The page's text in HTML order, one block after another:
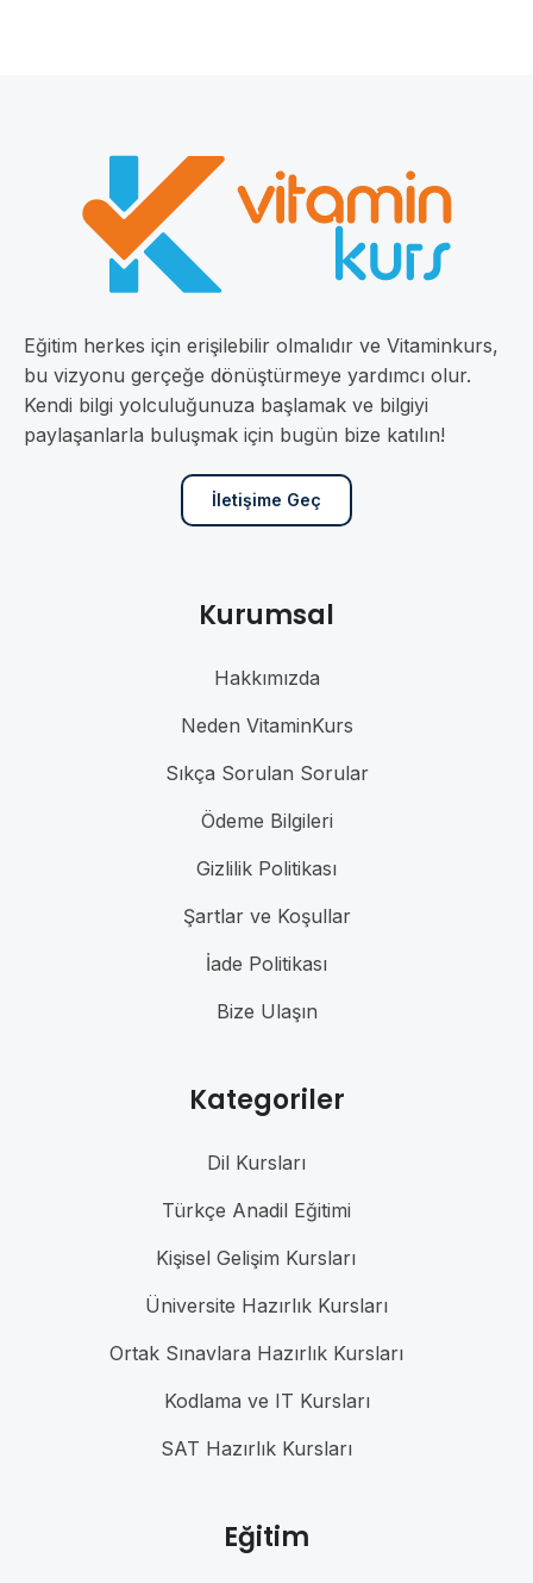
Eğitim herkes için erişilebilir olmalıdır ve Vitaminkurs,
bu vizyonu gerçeğe dönüştürmeye yardımcı olur.
Kendi bilgi yolculuğunuza başlamak ve bilgiyi
paylaşanlarla buluşmak için bugün bize katılın!
İletişime Geç
Kurumsal
Hakkımızda
Neden VitaminKurs
Sıkça Sorulan Sorular
Ödeme Bilgileri
Gizlilik Politikası
Şartlar ve Koşullar
İade Politikası
Bize Ulaşın
Kategoriler
Dil Kursları
Türkçe Anadil Eğitimi
Kişisel Gelişim Kursları
Üniversite Hazırlık Kursları
Ortak Sınavlara Hazırlık Kursları
Kodlama ve IT Kursları
SAT Hazırlık Kursları
Eğitim